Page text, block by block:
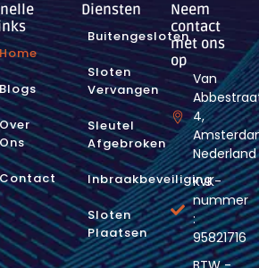
Blogs
Diensten
Buitengesloten
Sloten
Vervangen
Sleutel
Afgebroken
Inbraakbeveiliging
Sloten
Plaatsen
Neem
contact
met ons
op
Van
4,
Nederland
KvK-
nummer
:
95821716